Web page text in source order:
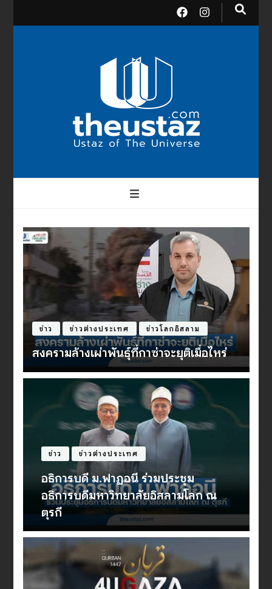
บทความ ประวัติศาสตร์
อีหร่าน : เพื่อนบ้านผู้ซื่อสัตย์หรือภัยคุกคาม
ที่น่ากลัว [Ep.3]
ข่าวต่างประเทศ
อธิการบดี ม.ฟาฏอนี รับเสด็จมกุฎราช
กุมารรัฐเปอร์ลิส-พระชายา พร้อมร่วม
เป็นองค์ปาฐกงาน Perkampungan
Sunnah 11/2026